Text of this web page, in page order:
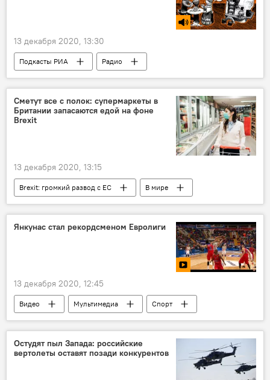
13 декабря 2020, 13:30
Подкасты РИА Радио
Сметут все с полок: супермаркеты в
Британии запасаются едой на фоне
Brexit
13 декабря 2020, 13:15
Brexit: громкий развод с ЕС
В мире
Великобритания
продукты Brexit
Янкунас cтал рекордсменом Евролиги
13 декабря 2020, 12:45
Видео Мультимедиа
Спорт
спорт
баскетбол
Остудят пыл Запада: российские
вертолеты оставят позади конкурентов